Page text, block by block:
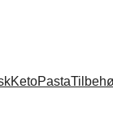
KetoPasta